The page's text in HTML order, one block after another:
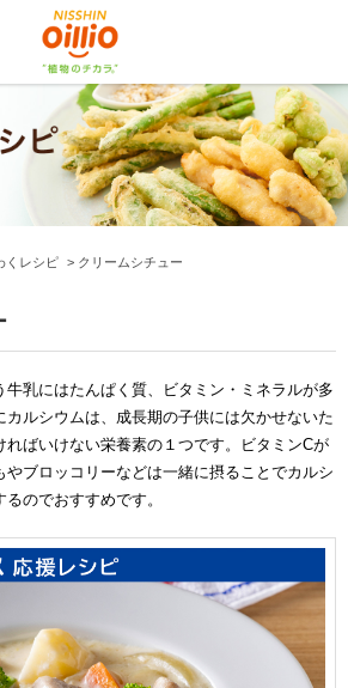
くレシピ クリームシチュー
牛乳にはたんぱく質、ビタミン・ミネラルが多
カルシウムは、成長期の子供には欠かせないた
ればいけない栄養素の１つです。ビタミンCが
やブロッコリーなどは一緒に摂ることでカルシ
のでおすすめです。